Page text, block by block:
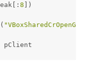
8 ])
"VBoxSharedCrOpenGL"
pClient